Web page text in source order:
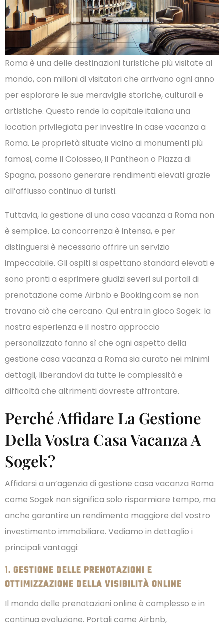
Roma è una delle destinazioni turistiche più visitate al
mondo, con milioni di visitatori che arrivano ogni anno
per esplorare le sue meraviglie storiche, culturali e
artistiche. Questo rende la capitale italiana una
location privilegiata per investire in case vacanza a
Roma. Le proprietà situate vicino ai monumenti più
famosi, come il Colosseo, il Pantheon o Piazza di
Spagna, possono generare rendimenti elevati grazie
all’afflusso continuo di turisti.
Tuttavia, la gestione di una casa vacanza a Roma non
è semplice. La concorrenza è intensa, e per
distinguersi è necessario offrire un servizio
impeccabile. Gli ospiti si aspettano standard elevati e
sono pronti a esprimere giudizi severi sui portali di
prenotazione come Airbnb e Booking.com se non
trovano ciò che cercano. Qui entra in gioco Sogek: la
nostra esperienza e il nostro approccio
personalizzato fanno sì che ogni aspetto della
gestione casa vacanza a Roma sia curato nei minimi
dettagli, liberandovi da tutte le complessità e
difficoltà che altrimenti dovreste affrontare.
Perché Affidare La Gestione
Della Vostra Casa Vacanza A
Sogek?
Affidarsi a un’agenzia di gestione casa vacanza Roma
come Sogek non significa solo risparmiare tempo, ma
anche garantire un rendimento maggiore del vostro
investimento immobiliare. Vediamo in dettaglio i
principali vantaggi:
1. GESTIONE DELLE PRENOTAZIONI E
OTTIMIZZAZIONE DELLA VISIBILITÀ ONLINE
Il mondo delle prenotazioni online è complesso e in
continua evoluzione. Portali come Airbnb,